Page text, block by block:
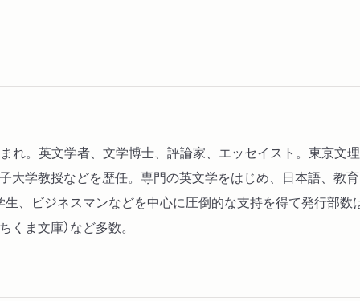
談笑の間
知恵
ことわざの世界
Ⅵ
れ。英文学者、文学博士、評論家、エッセイスト。東京文
学教授などを歴任。専門の英文学をはじめ、日本語、教
、ビジネスマンなどを中心に圧倒的な支持を得て発行部数
くま文庫）など多数。